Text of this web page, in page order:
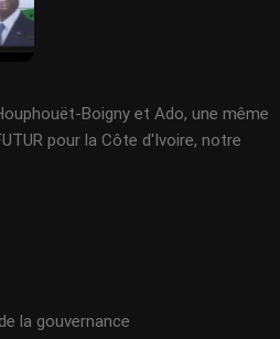
Boigny et Ado, une même
pour la Côte d'Ivoire, notre
la gouvernance